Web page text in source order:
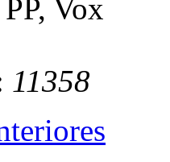
Vox
11358